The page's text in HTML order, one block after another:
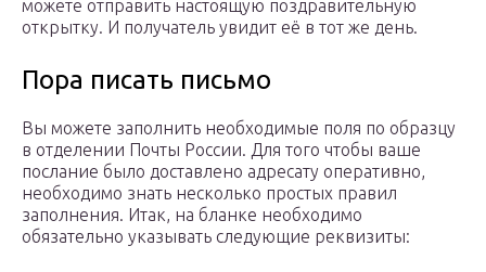
можете отправить настоящую поздравительную
открытку. И получатель увидит её в тот же день.
Пора писать письмо
Вы можете заполнить необходимые поля по образцу
в отделении Почты России. Для того чтобы ваше
послание было доставлено адресату оперативно,
необходимо знать несколько простых правил
заполнения. Итак, на бланке необходимо
обязательно указывать следующие реквизиты: